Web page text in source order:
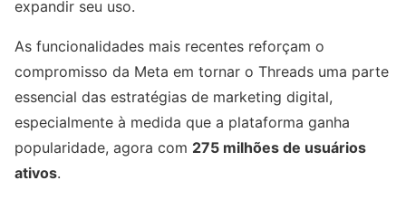
expandir seu uso.
As funcionalidades mais recentes reforçam o
compromisso da Meta em tornar o Threads uma parte
essencial das estratégias de marketing digital,
especialmente à medida que a plataforma ganha
popularidade, agora com 275 milhões de usuários
ativos.